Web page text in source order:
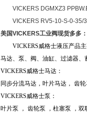
VICKERS DGMXZ3
VICKERS RV5-10-S-0-35/
美国VICKERS工业阀现货多多 ：
VICKERS威格士液压产品
马达、泵、阀、油缸、过滤器
VICKERS威格士马达：
同步分流马达，叶片马达， 齿
VICKERS威格士泵：
叶片泵 ， 齿轮泵 ，柱塞泵 ，